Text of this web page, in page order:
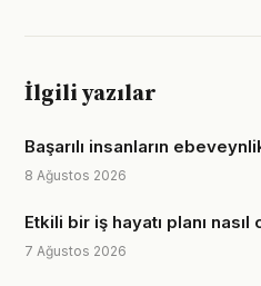
İlgili yazılar
Başarılı insanların
8 Ağustos 2026
Etkili bir iş hayatı planı nasıl
7 Ağustos 2026